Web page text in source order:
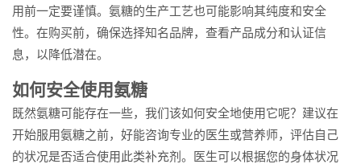
用前一定要谨慎。氨糖的生产工艺也可能影响其纯度和安全
性。在购买前，确保选择知名品牌，查看产品成分和认证信
息，以降低潜在。
如何安全使用氨糖
既然氨糖可能存在一些，我们该如何安全地使用它呢？建议在
开始服用氨糖之前，好能咨询专业的医生或营养师，评估自己
的状况是否适合使用此类补充剂。医生可以根据您的身体状况